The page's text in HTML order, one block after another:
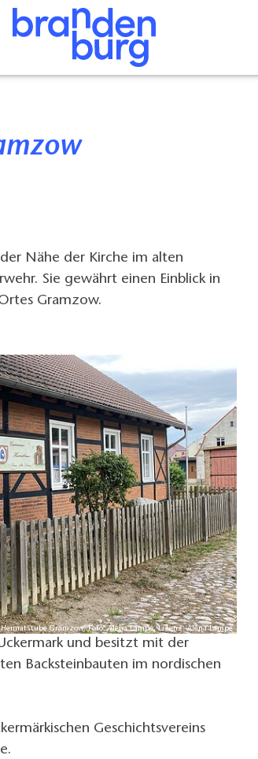
Nähe der Kirche im alten
Sie gewährt einen Einblick in
Gramzow.
Heimatstube Gramzow, Foto: Alena Lampe, Lizenz: Alena Lampe
und besitzt mit der
Backsteinbauten im nordischen
Geschichtsvereins